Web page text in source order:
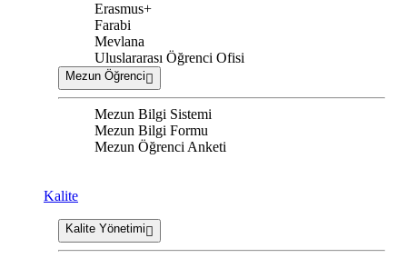
Erasmus+
Farabi
Mevlana
Uluslararası Öğrenci Ofisi
Mezun Öğrenci
Mezun Bilgi Sistemi
Mezun Bilgi Formu
Mezun Öğrenci Anketi
Kalite
Kalite Yönetimi